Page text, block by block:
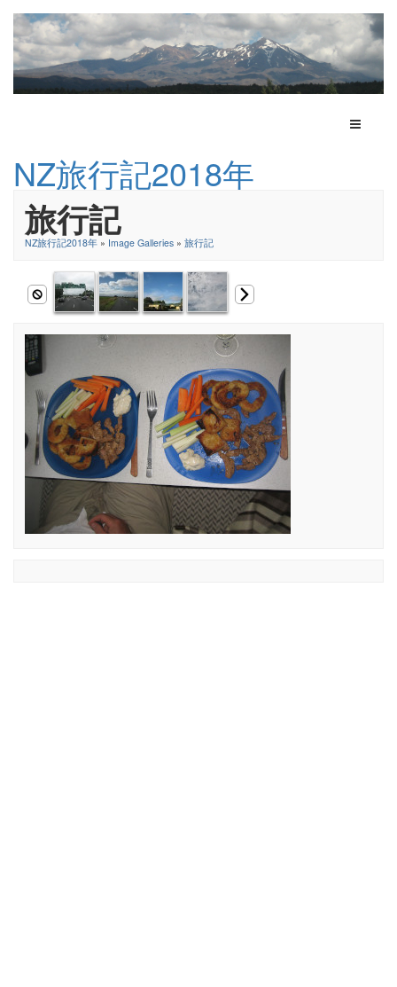
Toggle
NZ旅行記2018年
旅行記
NZ旅行記2018年 » Image Galleries » 旅行記